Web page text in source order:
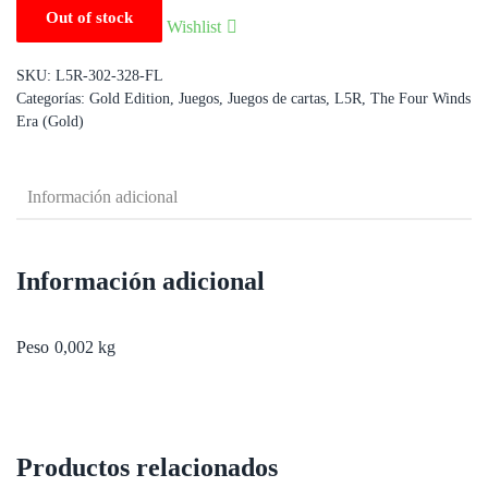
Out of stock Wishlist
SKU: L5R-302-328-FL
Categorías: Gold Edition, Juegos, Juegos de cartas, L5R, The Four Winds
Era (Gold)
Información adicional
Información adicional
Peso 0,002 kg
Productos relacionados